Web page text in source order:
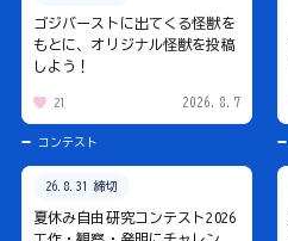
ゴジバーストに出てくる怪獣を
もとに、オリジナル怪獣を投稿
しよう！
21 2026.8.7
コンテスト
26.8.31 締切
夏休み自由研究コンテスト2026